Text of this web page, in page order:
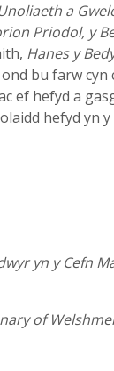
a
Priodol, y
Hanes y
bu farw
ef hefyd a
hefyd yn
yn y Cefn
of